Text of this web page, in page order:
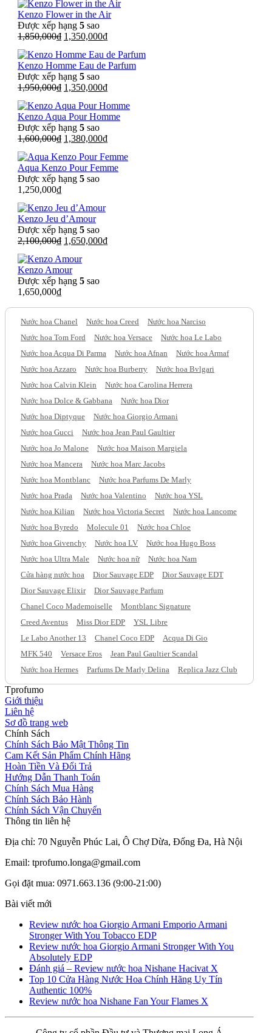
là:
2,850,000₫.
tại
là:
Kenzo Flower in the Air
Được xếp hạng 5 sao
1,850,000₫ Giá
là:
1,850,000₫.
1,350,000₫Giá
tại
là:
Kenzo Homme Eau de Parfum
Được xếp hạng 5 sao
1,950,000₫ Giá
là:
1,950,000₫.
1,350,000₫Giá
tại
là:
Kenzo Aqua Pour Homme
Được xếp hạng 5 sao
1,600,000₫ Giá
là:
1,600,000₫.
1,380,000₫Giá
tại
là:
Aqua Kenzo Pour Femme
Được xếp hạng 5 sao
1,250,000₫
Kenzo Jeu d’Amour
Được xếp hạng 5 sao
2,100,000₫ Giá
là:
2,100,000₫.
1,650,000₫Giá
Kenzo Amour
Được xếp hạng 5 sao
1,650,000₫
Nước hoa Chanel Nước hoa Creed
Nước hoa Narciso
Nước hoa Tom Ford
Nước hoa Versace
Nước hoa Le Labo
Nước hoa Acqua Di Parma
Nước hoa Afnan
Nước hoa Armaf
Nước hoa Azzaro
Nước hoa Burberry
Nước hoa Bvlgari
Nước hoa Calvin Klein
Nước hoa Carolina Herrera
Nước hoa Dolce & Gabbana
Nước hoa Dior
Nước hoa Diptyque
Nước hoa Giorgio Armani
Nước hoa Gucci
Nước hoa Jean Paul Gaultier
Nước hoa Jo Malone
Nước hoa Maison Margiela
Nước hoa Mancera
Nước hoa Marc Jacobs
Nước hoa Montblanc
Nước hoa Parfums De Marly
Nước hoa Prada
Nước hoa Valentino
Nước hoa YSL
Nước hoa Kilian
Nước hoa Victoria Secret
Nước hoa Lancome
Nước hoa Byredo
Molecule 01
Nước hoa Chloe
Nước hoa Givenchy
Nước hoa LV
Nước hoa Hugo Boss
Nước hoa Ultra Male
Nước hoa nữ
Nước hoa Nam
Cửa hàng nước hoa
Dior Sauvage EDP
Dior Sauvage EDT
Dior Sauvage Elixir
Dior Sauvage Parfum
Chanel Coco Mademoiselle
Montblanc Signature
Creed Aventus
Miss Dior EDP
YSL Libre
Le Labo Another 13
Chanel Coco EDP
Acqua Di Gio
MFK 540
Versace Eros
Jean Paul Gaultier Scandal
Nước hoa Hermes
Parfums De Marly Delina Replica Jazz Club
Tprofumo
Giới thiệu
Liên hệ
Sơ đồ trang web
Chính Sách
Chính Sách Bảo Mật Thông Tin
Cam Kết Sản Phẩm Chính Hãng
Hoàn Tiền Và Đổi Trả
Hướng Dẫn Thanh Toán
Chính Sách Mua Hàng
Chính Sách Bảo Hành
Chính Sách Vận Chuyển
Thông tin liên hệ
Địa chỉ: 70 Nguyễn Phúc Lai, Ô Chợ Dừa, Đống Đa, Hà Nội
Email: tprofumo.longa@gmail.com
Gọi đặt mua: 0971.663.136 (9:00-21:00)
Bài viết mới
Review nước hoa Giorgio Armani Emporio Armani
Stronger With You Tobacco EDP
Review nước hoa Giorgio Armani Stronger With You
Absolutely EDP
Đánh giá – Review nước hoa Nishane Hacivat X
Top 10 Cửa Hàng Nước Hoa Chính Hãng Uy Tín
Authentic 100%
Review nước hoa Nishane Fan Your Flames X